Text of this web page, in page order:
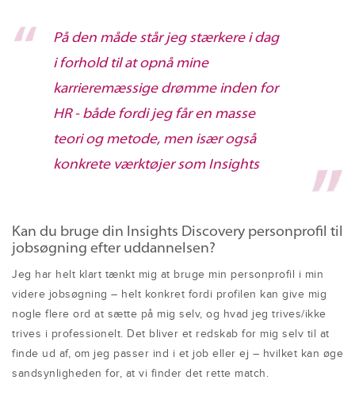
På den måde står jeg stærkere i dag
i forhold til at opnå mine
karrieremæssige drømme inden for
HR - både fordi jeg får en masse
teori og metode, men især også
konkrete værktøjer som Insights
Kan du bruge din Insights Discovery personprofil til
jobsøgning efter uddannelsen?
Jeg har helt klart tænkt mig at bruge min personprofil i min
videre jobsøgning – helt konkret fordi profilen kan give mig
nogle flere ord at sætte på mig selv, og hvad jeg trives/ikke
trives i professionelt. Det bliver et redskab for mig selv til at
finde ud af, om jeg passer ind i et job eller ej – hvilket kan øge
sandsynligheden for, at vi finder det rette match.